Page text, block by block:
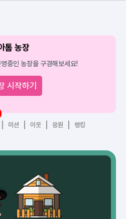
톰 농장
중인 농장을 구경해보세요!
시작하기
미션 이웃 응원 랭킹